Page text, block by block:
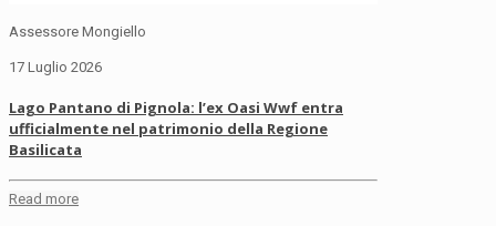
Assessore Mongiello
17 Luglio 2026
Lago Pantano di Pignola: l’ex Oasi Wwf entra
ufficialmente nel patrimonio della Regione
Basilicata
Read more